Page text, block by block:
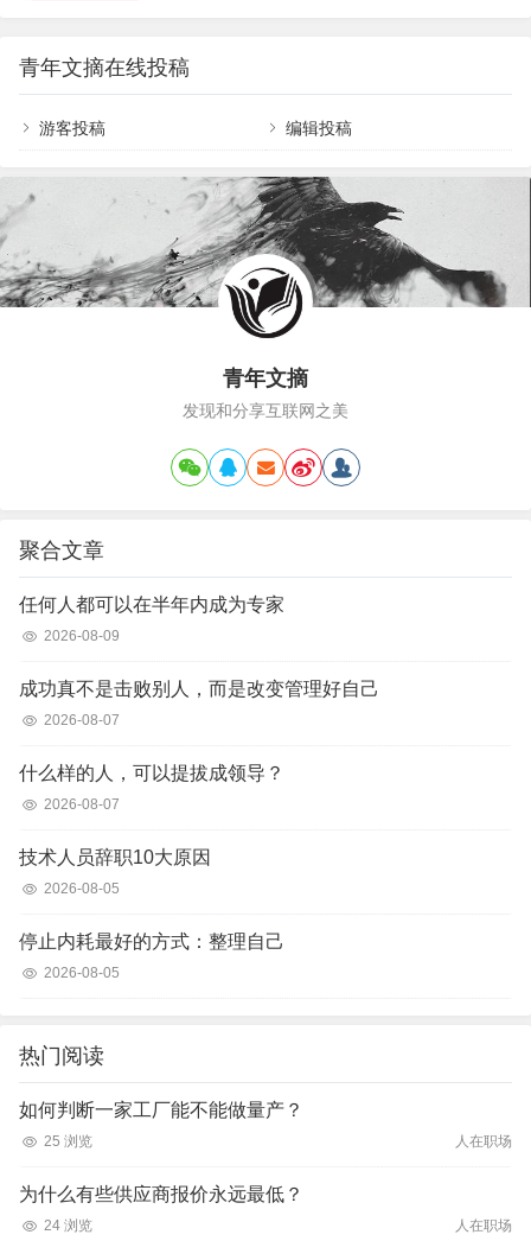
是一帮同学共同努力的结果。很多人一生的成功，
都是因为一个志趣相同的优秀同学。&n…
了她们的感慨，我只会站在一边憨憨地笑。 直
到后来我开始长得骨骼粗壮，比两个姐姐都要高要
胖，家里才减缓了从大姨家捡衣服的趋势。 …
青年文摘在线投稿
游客投稿 编辑投稿
青年文摘
发现和分享互联网之美
聚合文章
任何人都可以在半年内成为专家
2026-08-09
成功真不是击败别人，而是改变管理好自己
2026-08-07
什么样的人，可以提拔成领导？
2026-08-07
技术人员辞职10大原因
2026-08-05
停止内耗最好的方式：整理自己
2026-08-05
热门阅读
如何判断一家工厂能不能做量产？
25 浏览 人在职场
为什么有些供应商报价永远最低？
24 浏览 人在职场